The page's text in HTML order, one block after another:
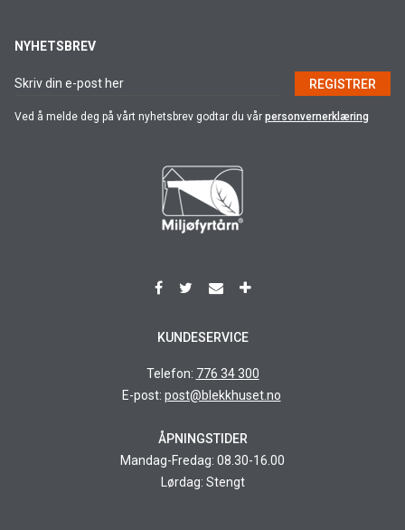
NYHETSBREV
REGISTRER
Ved å melde deg på vårt nyhetsbrev godtar du vår personvernerklæring
KUNDESERVICE
Telefon: 776 34 300
E-post: post@blekkhuset.no
ÅPNINGSTIDER
Mandag-Fredag: 08.30-16.00
Lørdag: Stengt